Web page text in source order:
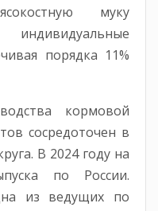
муку
порядка 11%
кормовой
сосредоточен в
В 2024 году на
по России.
из ведущих по